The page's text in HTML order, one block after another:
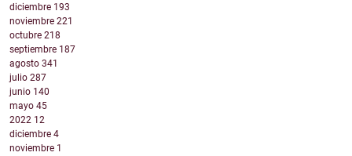
diciembre 193
noviembre 221
octubre 218
septiembre 187
agosto 341
julio 287
junio 140
mayo 45
2022 12
diciembre 4
noviembre 1